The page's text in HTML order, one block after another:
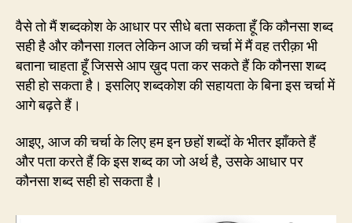
वैसे तो मैं शब्दकोश के आधार पर सीधे बता सकता हूँ कि कौनसा शब्द
सही है और कौनसा ग़लत लेकिन आज की चर्चा में मैं वह तरीक़ा भी
बताना चाहता हूँ जिससे आप ख़ुद पता कर सकते हैं कि कौनसा शब्द
सही हो सकता है। इसलिए शब्दकोश की सहायता के बिना इस चर्चा में
आगे बढ़ते हैं।
आइए, आज की चर्चा के लिए हम इन छहों शब्दों के भीतर झाँकते हैं
और पता करते हैं कि इस शब्द का जो अर्थ है, उसके आधार पर
कौनसा शब्द सही हो सकता है।